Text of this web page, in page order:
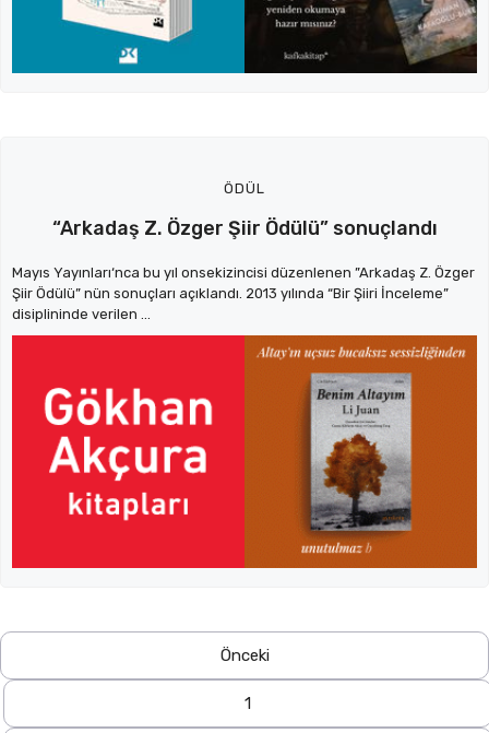
ÖDÜL
“Arkadaş Z. Özger Şiir Ödülü” sonuçlandı
Mayıs Yayınları‘nca bu yıl onsekizincisi düzenlenen ”Arkadaş Z. Özger
Şiir Ödülü” nün sonuçları açıklandı. 2013 yılında “Bir Şiiri İnceleme”
disiplininde verilen ...
Önceki
1